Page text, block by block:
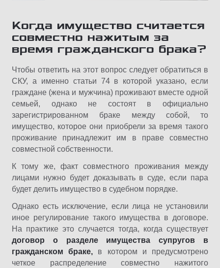
Когда имущество считается
совместно нажитым за
время гражданского брака?
Чтобы ответить на этот вопрос следует обратиться в
СКУ, а именно статьи 74 в которой указано, если
граждане (жена и мужчина) проживают вместе одной
семьей, однако не состоят в официально
зарегистрированном браке между собой, то
имущество, которое они приобрели за время такого
проживание принадлежит им в праве совместно
совместной собственности.
К тому же, факт совместного проживания между
лицами нужно будет доказывать в суде, если пара
будет делить имущество в судебном порядке.
Однако есть исключение, если лица не установили
иное регулирование такого имущества в договоре.
На практике это случается тогда, когда существует
договор о разделе имущества супругов в
гражданском браке, в котором и предусмотрено
четкое распределение совместно нажитого